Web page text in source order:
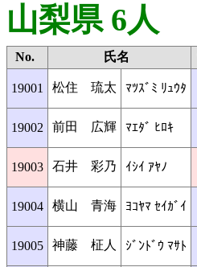
山梨県 6人
No. 氏名
19001 松住 琉太 ﾏﾂｽﾞﾐ ﾘｭｳﾀ
19002 前田 広輝 ﾏｴﾀﾞ ﾋﾛｷ
19003 石井 彩乃 ｲｼｲ ｱﾔﾉ
19004 横山 青海 ﾖｺﾔﾏ ｾｲｶﾞｲ
19005 神藤 柾人 ｼﾞﾝﾄﾞｳ ﾏｻﾄ